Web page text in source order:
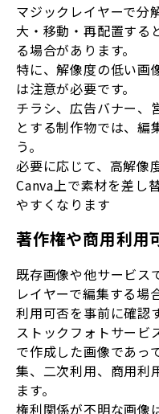
マジックレイヤーで分
大・移動・再配置する
る場合があります。
特に、解像度の低い画
は注意が必要です。
チラシ、広告バナー、
とする制作物では、編
う。
必要に応じて、高解像
Canva上で素材を差し
やすくなります
著作権や商用利用
既存画像や他サービス
レイヤーで編集する場
利用可否を事前に確認
ストックフォトサービ
で作成した画像であっ
集、二次利用、商用利
ます。
権利関係が不明な画像